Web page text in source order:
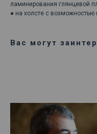
ламинирования глянцевой
● на холсте с
Вас могут